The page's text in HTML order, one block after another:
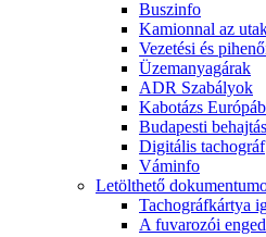
Buszinfo
Kamionnal az
Vezetési és
Üzemanyagárak
ADR Szabályok
Kabotázs
Budapesti behajtás
Digitális tachográf
Váminfo
Letölthető
Tachográfkártya
A fuvarozói